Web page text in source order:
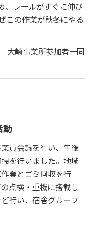
、レールがすぐに伸び
この作業が秋冬にやる
大崎事業所参加者一同
動
員会議を行い、午後
を行いました。地域
業とゴミ回収を行
点検・重機に搭載し
行い、宿舎グループ